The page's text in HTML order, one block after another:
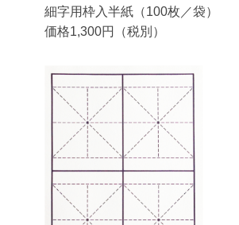
細字用枠入半紙（100枚／袋）
価格1,300円（税別）